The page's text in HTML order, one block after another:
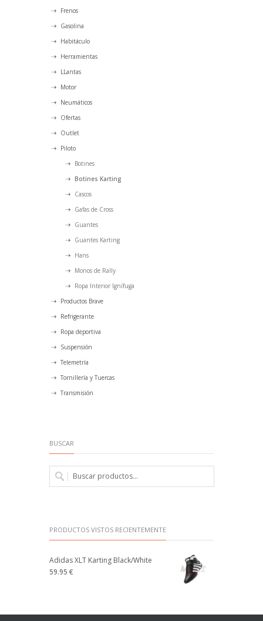
Frenos
Gasolina
Habitáculo
Herramientas
LLantas
Motor
Neumáticos
Ofertas
Outlet
Piloto
Botines
Botines Karting
Cascos
Gafas de Cross
Guantes
Guantes Karting
Hans
Monos de Rally
Ropa Interior Ignífuga
Productos Brave
Refrigerante
Ropa deportiva
Suspensión
Telemetría
Tornillería y Tuercas
Transmisión
BUSCAR
PRODUCTOS VISTOS RECIENTEMENTE
Adidas XLT Karting Black/White
59.95 €